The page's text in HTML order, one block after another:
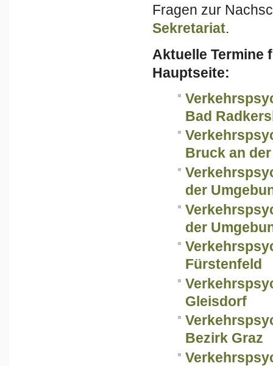
Fragen zur
Sekretariat.
Aktuelle Termine
Hauptseite:
Bad
Bruck an
der
der
Fürstenfeld
Gleisdorf
Bezirk Graz